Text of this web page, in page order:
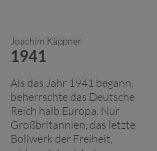
Joachim Käppner
1941
Als das Jahr 1941 begann,
beherrschte das Deutsche
Reich halb Europa. Nur
Großbritannien, das letzte
Bollwerk der Freiheit,